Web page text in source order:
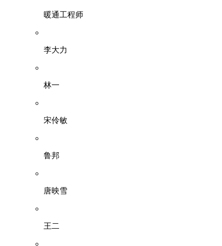
暖通工程师
李大力
林一
宋伶敏
鲁邦
唐映雪
王二